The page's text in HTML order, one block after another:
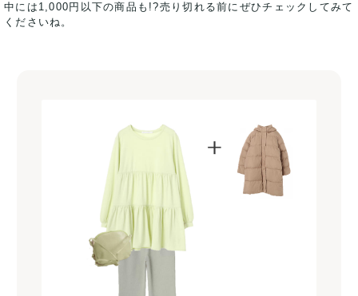
中には1,000円以下の商品も!?売り切れる前にぜひチェックしてみて
くださいね。